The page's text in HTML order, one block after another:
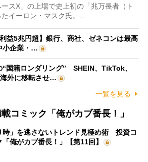
スX」の上場で史上初の「兆万長者（ト
イーロン・マスク氏。…
益5兆円超】銀行、商社、ゼネコンは最高
小企業・…
“国籍ロンダリング” SHEIN、TikTok、
外に移転させ…
一覧を見る
コミック「俺がカブ番長！」
時」を逃さないトレンド見極め術 投資コ
「俺がカブ番長！」【第11回】